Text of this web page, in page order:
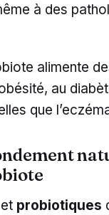
à des
alimente
au
que
et probiotiques